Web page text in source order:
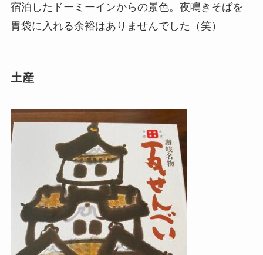
宿泊したドーミーインからの景色。夜鳴きそばを
胃袋に入れる余裕はありませんでした（笑）
土産